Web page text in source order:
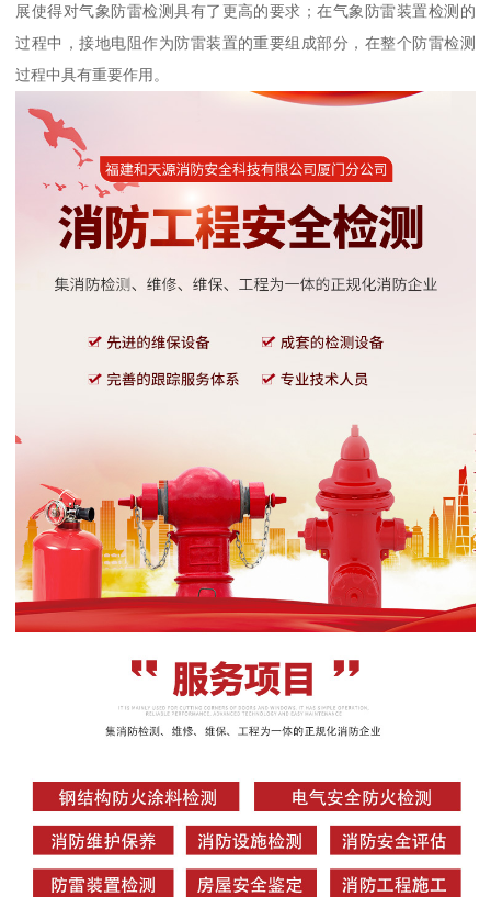
展使得对气象防雷检测具有了更高的要求；在气象防雷装置检测的
过程中，接地电阻作为防雷装置的重要组成部分，在整个防雷检测
过程中具有重要作用。